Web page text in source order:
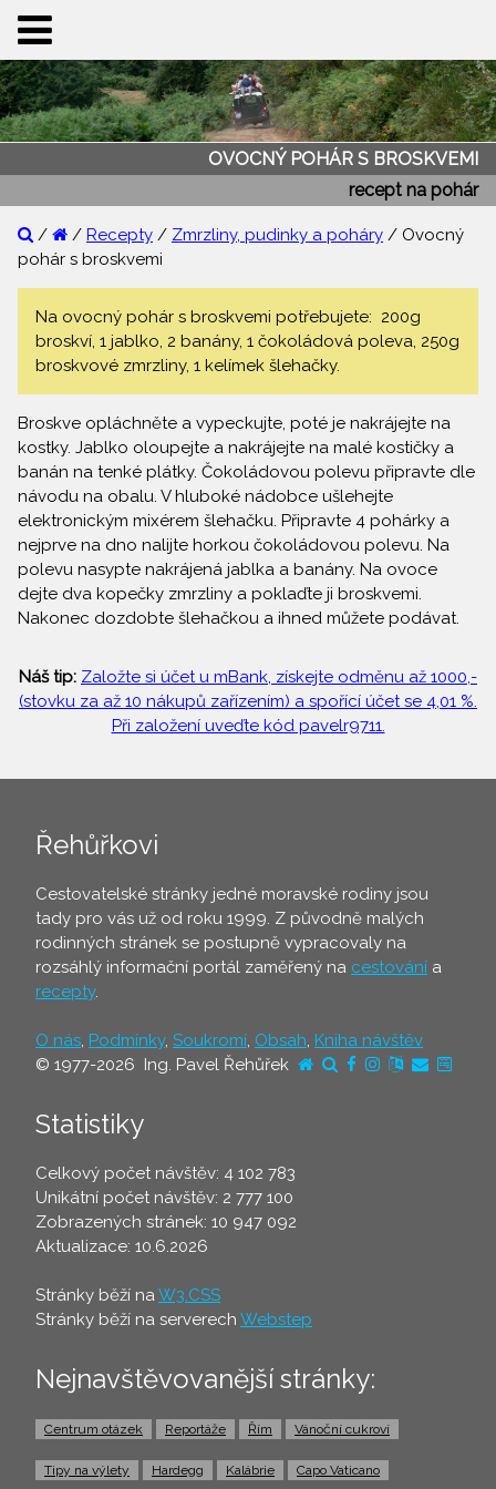
OVOCNÝ POHÁR S BROSKVEMI
recept na pohár
/ / Recepty / Zmrzliny, pudinky a poháry / Ovocný
pohár s broskvemi
Na ovocný pohár s broskvemi potřebujete: 200g
broskví, 1 jablko, 2 banány, 1 čokoládová poleva, 250g
broskvové zmrzliny, 1 kelímek šlehačky.
Broskve opláchněte a vypeckujte, poté je nakrájejte na
kostky. Jablko oloupejte a nakrájejte na malé kostičky a
banán na tenké plátky. Čokoládovou polevu připravte dle
návodu na obalu. V hluboké nádobce ušlehejte
elektronickým mixérem šlehačku. Připravte 4 pohárky a
nejprve na dno nalijte horkou čokoládovou polevu. Na
polevu nasypte nakrájená jablka a banány. Na ovoce
dejte dva kopečky zmrzliny a poklaďte ji broskvemi.
Nakonec dozdobte šlehačkou a ihned můžete podávat.
Náš tip: Založte si účet u mBank, získejte odměnu až 1000,-
(stovku za až 10 nákupů zařízením) a spořící účet se 4,01 %.
Při založení uveďte kód pavelr9711.
Řehůřkovi
Cestovatelské stránky jedné moravské rodiny jsou
tady pro vás už od roku 1999. Z původně malých
rodinných stránek se postupně vypracovaly na
rozsáhlý informační portál zaměřený na cestování a
recepty.
O nás, Podmínky, Soukromí, Obsah, Kniha návštěv
© 1977-2026 Ing. Pavel Řehůřek
Statistiky
Celkový počet návštěv: 4 102 783
Unikátní počet návštěv: 2 777 100
Zobrazených stránek: 10 947 092
Aktualizace: 10.6.2026
Stránky běží naW3.CSS
Stránky běží na serverech Webstep
Nejnavštěvovanější stránky:
Centrum otázek Reportáže Řím Vánoční cukroví
Tipy na výlety Hardegg Kalábrie Capo Vaticano